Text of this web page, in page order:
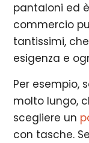
pantaloni ed
commercio
tantissimi,
esigenza e
Per esempio,
molto lungo,
scegliere un
con tasche.